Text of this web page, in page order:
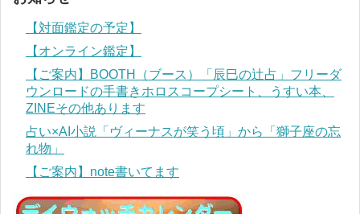
【対面鑑定の予定】
【オンライン鑑定】
【ご案内】BOOTH（ブース）「辰巳の辻占」フリーダ
ウンロードの手書きホロスコープシート、うすい本、
ZINEその他あります
占い×AI小説「ヴィーナスが笑う頃」から「獅子座の忘
れ物」
【ご案内】note書いてます